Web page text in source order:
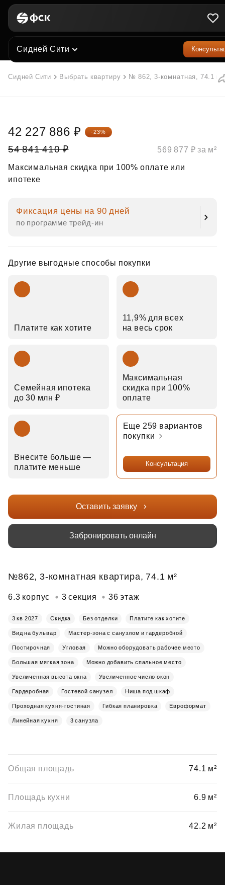
Сидней Сити
Сидней Сити Выбрать квартиру № 862, 3-комнатная, 74.1 м²
54 841 410 ₽
42 227 886 ₽ -23%
Максимальная скидка при 100% оплате или
ипотеке
Фиксация цены на 90 дней
по программе трейд‑ин
Другие выгодные способы покупки
Платите как хотите
11,9% для всех
на весь срок
Семейная ипотека
до 30 млн ₽
Максимальная
скидка при 100%
оплате
Внесите больше —
платите меньше
Еще 259 вариантов
покупки
Консультация
569 877 ₽ за м²
Оставить заявку
Забронировать онлайн
№862, 3-комнатная квартира, 74.1 м²
6.3 корпус 3 секция 36 этаж
3 кв 2027 Скидка Без отделки Платите как хотите
Вид на бульвар Мастер-зона с санузлом и гардеробной
Постирочная Угловая Можно оборудовать рабочее место
Большая мягкая зона Можно добавить спальное место
Увеличенная высота окна Увеличенное число окон
Гардеробная Гостевой санузел Ниша под шкаф
Проходная кухня-гостиная Гибкая планировка Евроформат
Линейная кухня 3 санузла
Общая площадь 74.1 м²
Площадь кухни 6.9 м²
Жилая площадь 42.2 м²